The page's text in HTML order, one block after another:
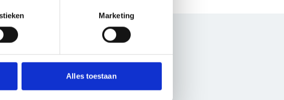
voor social media te bieden en om ons
met andere informatie die je aan ze hebt
Marketing
Alles toestaan